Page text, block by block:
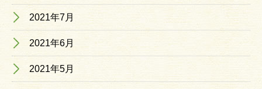
2021年7月
2021年6月
2021年5月